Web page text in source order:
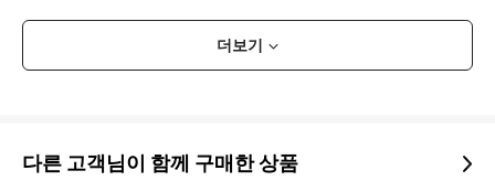
더보기
다른 고객님이 함께 구매한 상품